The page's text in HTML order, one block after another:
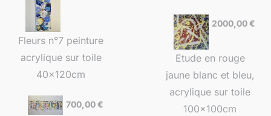
Fleurs n°7 peinture
acrylique sur toile
40x120cm
700,00€
Etude en rouge
jaune blanc et bleu,
acrylique sur toile
100x100cm
2000,00€